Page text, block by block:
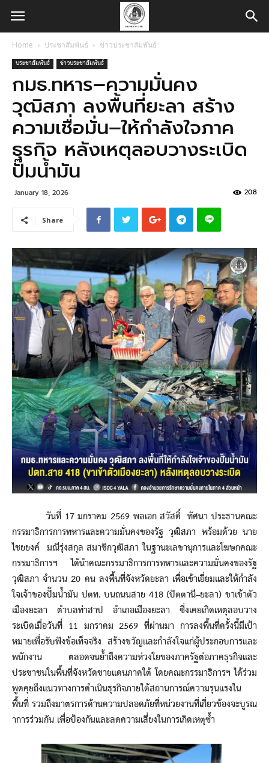
Home ประชาสัมพันธ์ ข่าวประชาสัมพันธ์
ประชาสัมพันธ์ ข่าวประชาสัมพันธ์
กมธ.ทหาร–ความมั่นคง
วุฒิสภา ลงพื้นที่ยะลา สร้าง
ความเชื่อมั่น–ให้กำลังใจภาค
ธุรกิจ หลังเหตุลอบวางระเบิด
ปั๊มน้ำมัน
January 18, 2026 208
Share
วันที่ 17 มกราคม 2569 พลเอก สวัสดิ์ ทัศนา ประธานคณะ
กรรมาธิการการทหารและความมั่นคงของรัฐ วุฒิสภา พร้อมด้วย นาย
ไชยยงค์ มณีรุ่งสกุล สมาชิกวุฒิสภา ในฐานะเลขานุการและโฆษกคณะ
กรรมาธิการฯ ได้นำคณะกรรมาธิการการทหารและความมั่นคงของรัฐ
วุฒิสภา จำนวน 20 คน ลงพื้นที่จังหวัดยะลา เพื่อเข้าเยี่ยมและให้กำลัง
ใจเจ้าของปั๊มน้ำมัน ปตท. บนถนนสาย 418 (ปัตตานี–ยะลา) ขาเข้าตัว
เมืองยะลา ตำบลท่าสาป อำเภอเมืองยะลา ซึ่งเคยเกิดเหตุลอบวาง
ระเบิดเมื่อวันที่ 11 มกราคม 2569 ที่ผ่านมา การลงพื้นที่ครั้งนี้มีเป้า
หมายเพื่อรับฟังข้อเท็จจริง สร้างขวัญและกำลังใจแก่ผู้ประกอบการและ
พนักงาน ตลอดจนย้ำถึงความห่วงใยของภาครัฐต่อภาคธุรกิจและ
ประชาชนในพื้นที่จังหวัดชายแดนภาคใต้ โดยคณะกรรมาธิการฯ ได้ร่วม
พูดคุยถึงแนวทางการดำเนินธุรกิจภายใต้สถานการณ์ความรุนแรงใน
พื้นที่ รวมถึงมาตรการด้านความปลอดภัยที่หน่วยงานที่เกี่ยวข้องจะบูรณ
าการร่วมกัน เพื่อป้องกันและลดความเสี่ยงในการเกิดเหตุซ้ำ